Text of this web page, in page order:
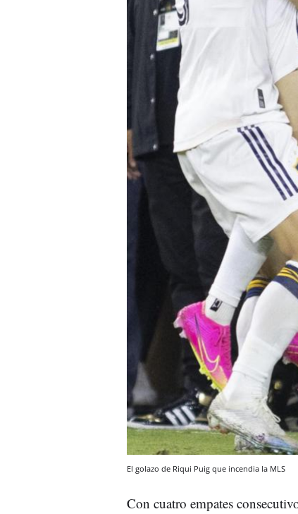
El golazo de Riqui Puig que incendia la MLS
Con cuatro empates